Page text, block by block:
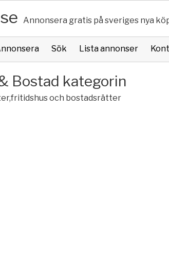
Annonsera gratis på sveriges nya
Sök Lista annonser
Bostad kategorin
och bostadsrätter